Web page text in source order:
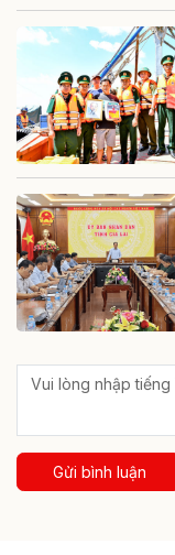
Gửi bình luận